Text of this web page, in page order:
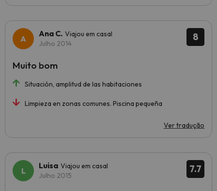
8
Ana C. Viajou em casal
Julho 2014
Situación, amplitud de las habitaciones
Limpieza en zonas comunes. Piscina pequeña
Ver tradução
Muito bom
7.7
Luisa Viajou em casal
Julho 2015